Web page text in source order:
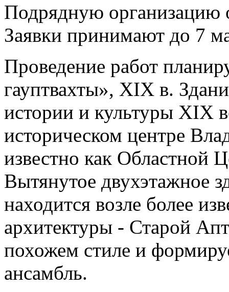
Подрядную организацию
Заявки принимают до 7
Проведение работ
гауптвахты», XIX в.
истории и культуры XIX
историческом центре
известно как Областной
Вытянутое двухэтажное
находится возле более
архитектуры - Старой
похожем стиле и
ансамбль.